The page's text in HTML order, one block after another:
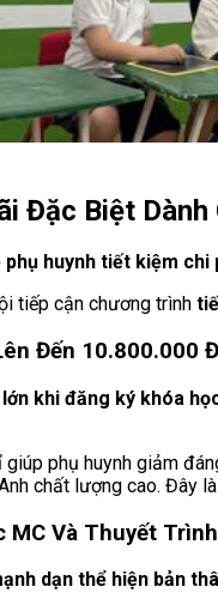
Đặc Biệt
phụ huynh tiết kiệm
tiếp cận chương trình
Đến 10.800.000
khi đăng ký khóa
giúp phụ huynh giảm
chất lượng cao. Đây
MC Và Thuyết Trình
dạn thể hiện bản